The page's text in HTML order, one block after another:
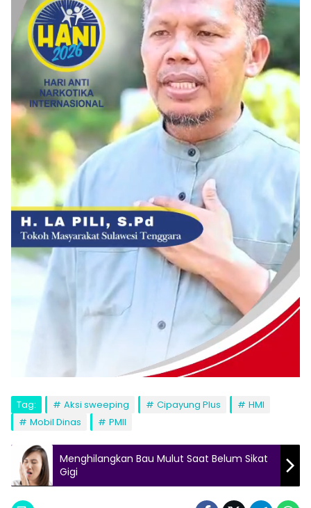
Tag: Aksi sweeping Cipayung Plus
HMI
Mobil Dinas
PMII
Menghilangkan Bau Mulut Saat Belum Sikat
Gigi